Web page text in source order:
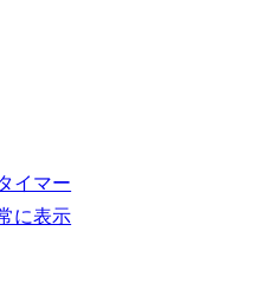
イマー
に表示